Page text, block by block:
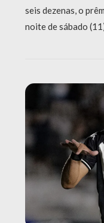
seis dezenas, o
noite de sábado